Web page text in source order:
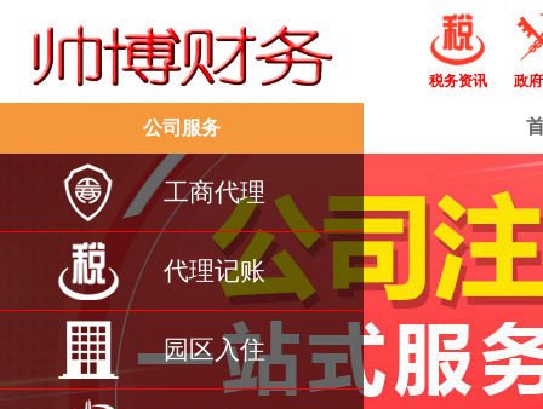
税务资讯 政
公司服务
工商代理
代理记账
园区入住